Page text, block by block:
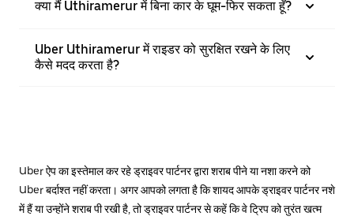
क्या मैं Uthiramerur में बिना कार के घूम-फिर सकता हूँ?
Uber Uthiramerur में राइडर को सुरक्षित रखने के लिए
कैसे मदद करता है?
Uber ऐप का इस्तेमाल कर रहे ड्राइवर पार्टनर द्वारा शराब पीने या नशा करने को
Uber बर्दाश्त नहीं करता। अगर आपको लगता है कि शायद आपके ड्राइवर पार्टनर नशे
में हैं या उन्होंने शराब पी रखी है, तो ड्राइवर पार्टनर से कहें कि वे ट्रिप को तुरंत खत्म